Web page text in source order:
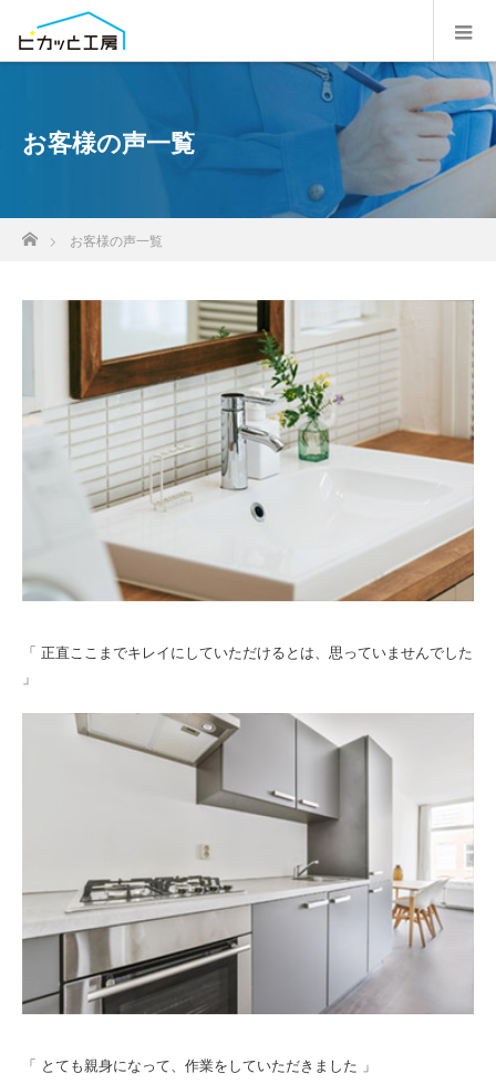
お客様の声一覧
お客様の声一覧
「 正直ここまでキレイにしていただけるとは、思っていませんでした
」
「 とても親身になって、作業をしていただきました 」